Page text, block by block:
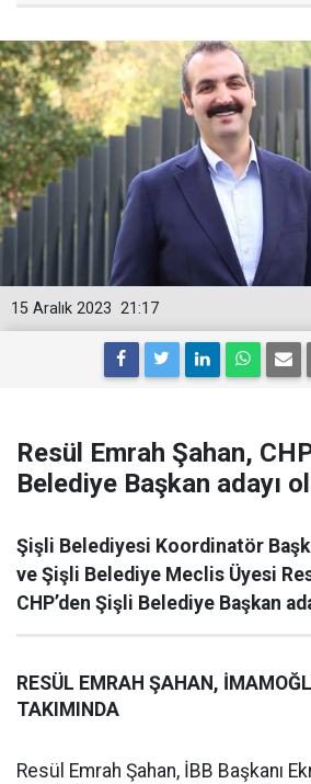
21:17
15 Aralık 2023
Resül Emrah Şahan,
Belediye Başkan adayı
Şişli Belediyesi Koordinatör
ve Şişli Belediye Meclis Üyesi
CHP’den Şişli Belediye Başkan
RESÜL EMRAH ŞAHAN,
TAKIMINDA
Resül Emrah Şahan, İBB Başkanı